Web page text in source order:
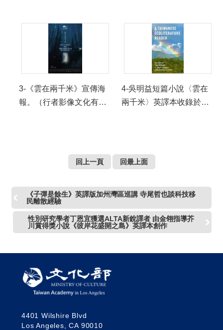
3-《雲在兩千米》宣傳海
報。（行者影像文化有限
4-吳明益短篇小說〈雲在
兩千米〉英譯本收錄於A
回上一頁 回最上面
《子彈是餘生》英譯版加州灣區巡講 寺尾哲也談科技移
民離散經驗
性別研究學者丁恩宜獲選ALTA新銳譯者 由金翎指導芥
川賞得獎小說《彼岸花盛開之島》英譯本創作
4401 Wilshire Blvd
Los Angeles, CA 90010